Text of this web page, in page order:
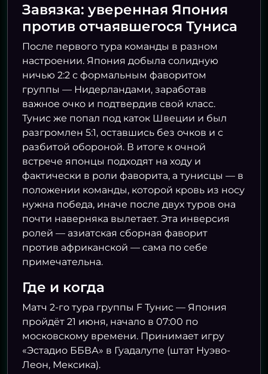
Завязка: уверенная Япония
против отчаявшегося Туниса
После первого тура команды в разном
настроении. Япония добыла солидную
ничью 2:2 с формальным фаворитом
группы — Нидерландами, заработав
важное очко и подтвердив свой класс.
Тунис же попал под каток Швеции и был
разгромлен 5:1, оставшись без очков и с
разбитой обороной. В итоге к очной
встрече японцы подходят на ходу и
фактически в роли фаворита, а тунисцы — в
положении команды, которой кровь из носу
нужна победа, иначе после двух туров она
почти наверняка вылетает. Эта инверсия
ролей — азиатская сборная фаворит
против африканской — сама по себе
примечательна.
Где и когда
Матч 2-го тура группы F Тунис — Япония
пройдёт 21 июня, начало в 07:00 по
московскому времени. Принимает игру
«Эстадио ББВА» в Гуадалупе (штат Нуэво-
Леон, Мексика).